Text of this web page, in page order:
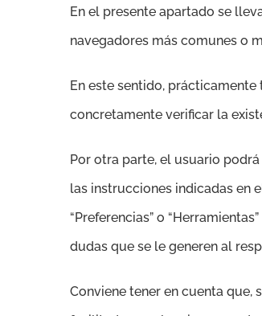
En el presente apartado se
navegadores más comunes o
En este sentido,
concretamente verificar la
Por otra parte, el usuario
las instrucciones indicadas en
“Preferencias” o
dudas que se le generen al
Conviene tener en cuenta